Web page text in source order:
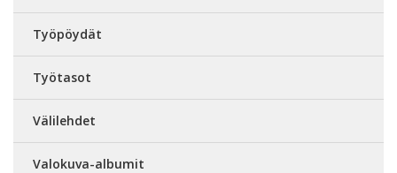
Työpöydät
Työtasot
Välilehdet
Valokuva-albumit